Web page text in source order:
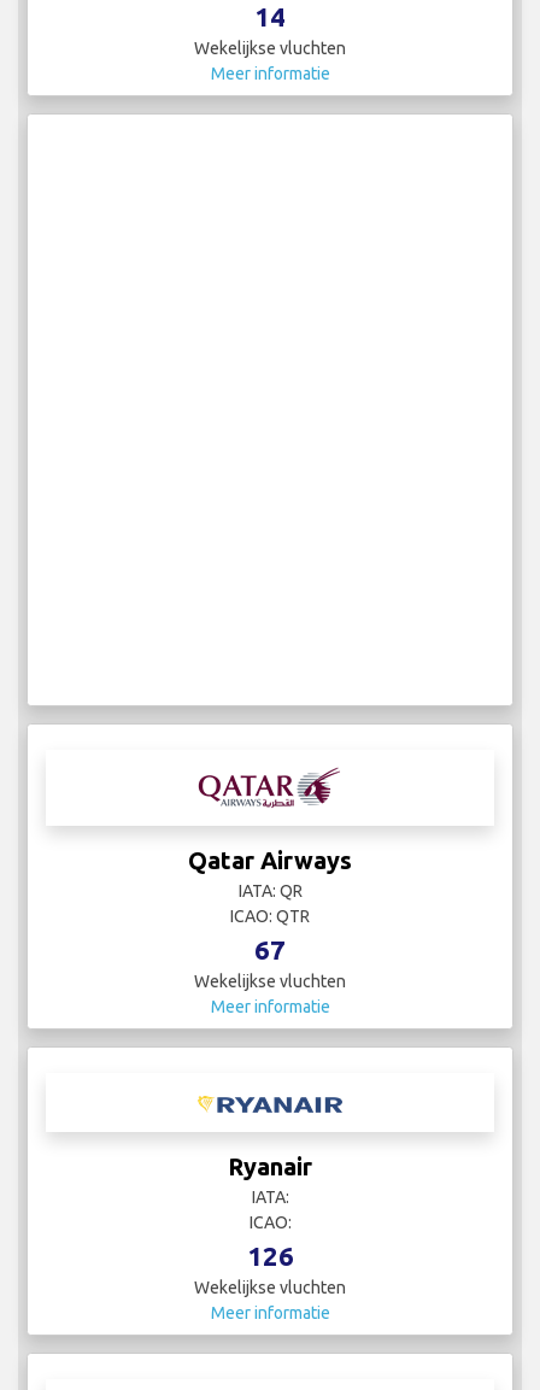
14
Wekelijkse vluchten
Meer informatie
Qatar Airways
IATA: QR
ICAO: QTR
67
Wekelijkse vluchten
Meer informatie
Ryanair
IATA:
ICAO:
126
Wekelijkse vluchten
Meer informatie